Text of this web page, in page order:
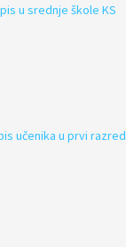
u srednje škole KS
učenika u prvi razred